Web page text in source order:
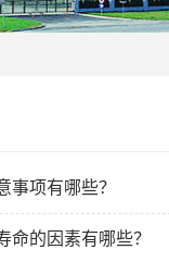
事项有哪些？
命的因素有哪些？